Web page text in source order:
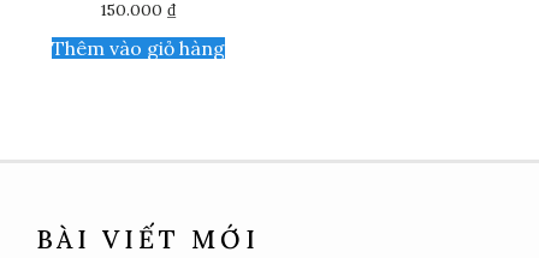
150.000₫
Thêm vào giỏ hàng
BÀI VIẾT MỚI